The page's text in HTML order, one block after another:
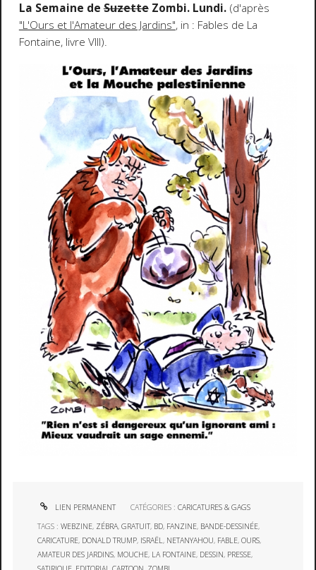
La Semaine deSuzetteZombi. Lundi. (d'après
"L'Ours et l'Amateur des Jardins", in : Fables de La
Fontaine, livre VIII).
LIEN PERMANENT CATÉGORIES :CARICATURES & GAGS
TAGS :WEBZINE, ZÉBRA,GRATUIT, BD, FANZINE, BANDE-DESSINÉE,
CARICATURE, DONALD TRUMP, ISRAËL, NETANYAHOU, FABLE,OURS,
AMATEUR DES JARDINS, MOUCHE, LA FONTAINE, DESSIN, PRESSE,